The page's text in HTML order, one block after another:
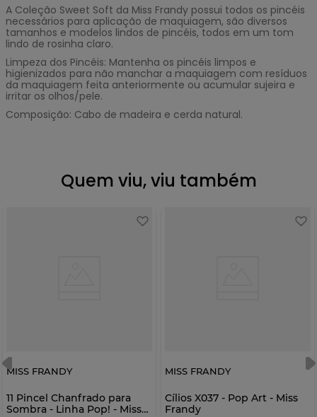
A Coleção Sweet Soft da Miss Frandy possui todos os pincéis
necessários para aplicação de maquiagem, são diversos
tamanhos e modelos lindos de pincéis, todos em um tom
lindo de rosinha claro.
Limpeza dos Pincéis: Mantenha os pincéis limpos e
higienizados para não manchar a maquiagem com resíduos
da maquiagem feita anteriormente ou acumular sujeira e
irritar os olhos/pele.
Composição: Cabo de madeira e cerda natural.
Quem viu, viu também
MISS FRANDY
11 Pincel Chanfrado para
Sombra - Linha Pop! - Miss
MISS FRANDY
Cílios X037 - Pop Art - Miss
Frandy